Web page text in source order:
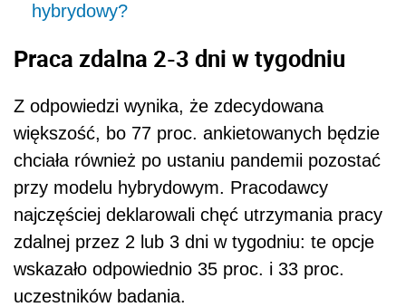
hybrydowy?
Praca zdalna 2-3 dni w tygodniu
Z odpowiedzi wynika, że zdecydowana
większość, bo 77 proc. ankietowanych będzie
chciała również po ustaniu pandemii pozostać
przy modelu hybrydowym. Pracodawcy
najczęściej deklarowali chęć utrzymania pracy
zdalnej przez 2 lub 3 dni w tygodniu: te opcje
wskazało odpowiednio 35 proc. i 33 proc.
uczestników badania.